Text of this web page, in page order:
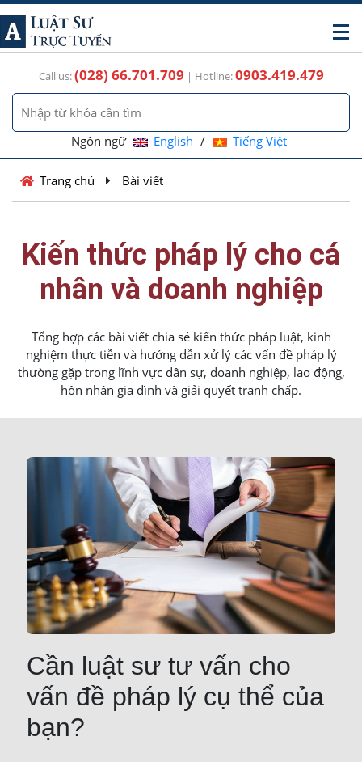
Call us:(028) 66.701.709 | Hotline:0903.419.479
Ngôn ngữ English / Tiếng Việt
Trang chủ Bài viết
Kiến thức pháp lý cho cá
nhân và doanh nghiệp
Tổng hợp các bài viết chia sẻ kiến thức pháp luật, kinh
nghiệm thực tiễn và hướng dẫn xử lý các vấn đề pháp lý
thường gặp trong lĩnh vực dân sự, doanh nghiệp, lao động,
hôn nhân gia đình và giải quyết tranh chấp.
Cần luật sư tư vấn cho
vấn đề pháp lý cụ thể của
bạn?